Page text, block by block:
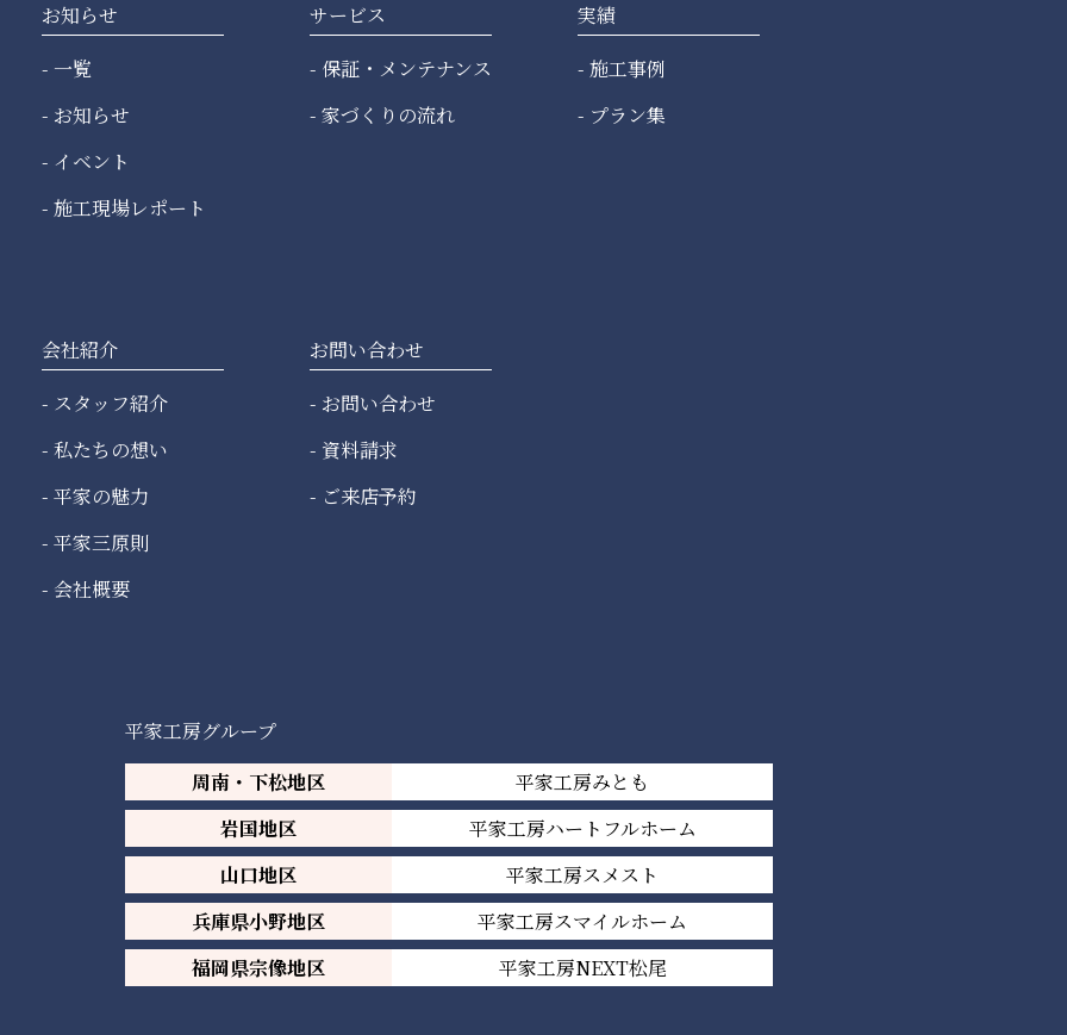
お知らせ
一覧
お知らせ
イベント
施工現場レポート
サービス
保証・メンテナンス
家づくりの流れ
実績
施工事例
プラン集
会社紹介
スタッフ紹介
私たちの想い
平家の魅力
平家三原則
会社概要
お問い合わせ
お問い合わせ
資料請求
ご来店予約
平家工房グループ
周南・下松地区
平家工房みとも
岩国地区
平家工房ハートフルホーム
山口地区
平家工房スメスト
兵庫県小野地区
平家工房スマイルホーム
福岡県宗像地区
平家工房NEXT松尾